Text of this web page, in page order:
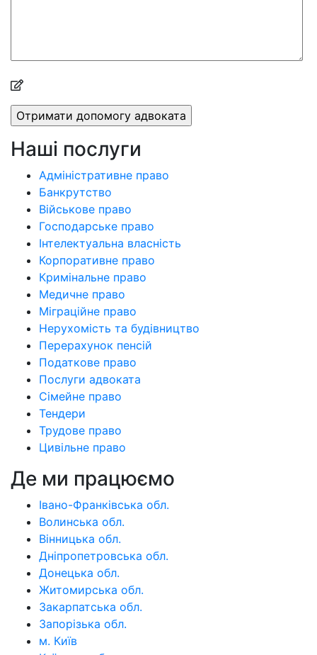
Наші послуги
Адміністративне право
Банкрутство
Військове право
Господарське право
Інтелектуальна власність
Корпоративне право
Кримінальне право
Медичне право
Міграційне право
Нерухомість та будівництво
Перерахунок пенсій
Податкове право
Послуги адвоката
Сімейне право
Тендери
Трудове право
Цивільне право
Де ми працюємо
Івано-Франківська обл.
Волинська обл.
Вінницька обл.
Дніпропетровська обл.
Донецька обл.
Житомирська обл.
Закарпатська обл.
Запорізька обл.
м. Київ